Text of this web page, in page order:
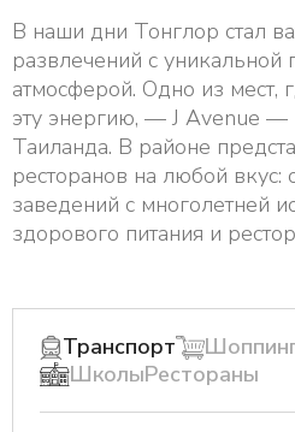
В наши дни Тонглор стал
развлечений с уникальной
атмосферой. Одно из мест,
эту энергию, — J Avenue —
Таиланда. В районе
ресторанов на любой
заведений с многолетней
здорового питания и
Транспорт
ШколыРестораны